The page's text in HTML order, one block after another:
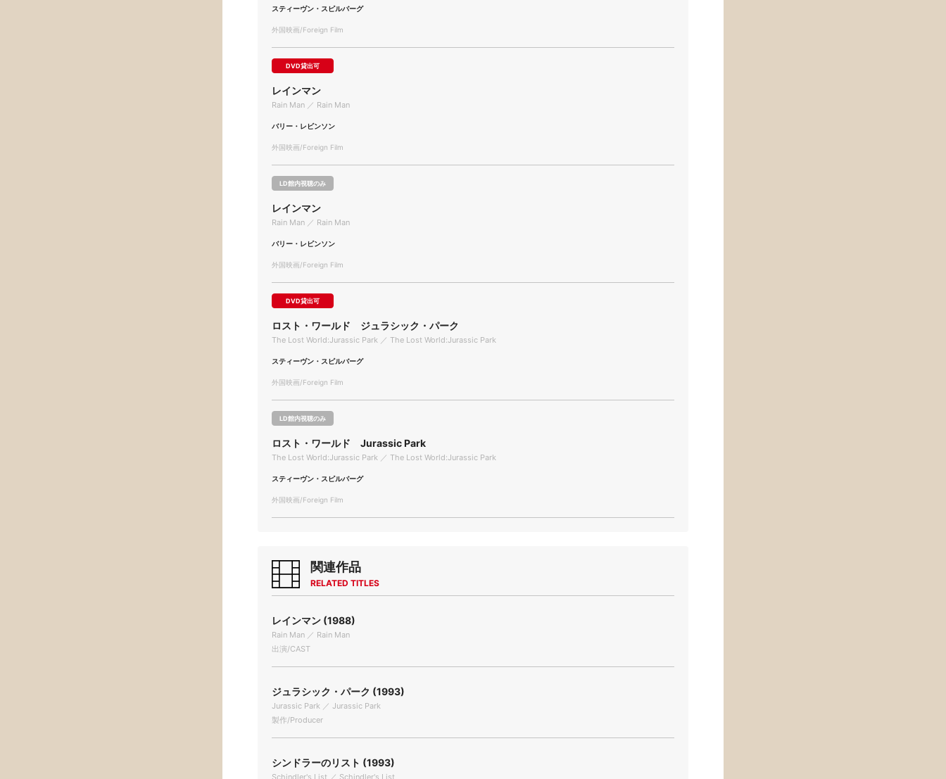
スティーヴン・スピルバーグ
外国映画/Foreign Film
DVD貸出可
レインマン
Rain Man ／ Rain Man
バリー・レビンソン
外国映画/Foreign Film
LD館内視聴のみ
レインマン
Rain Man ／ Rain Man
バリー・レビンソン
外国映画/Foreign Film
DVD貸出可
ロスト・ワールド ジュラシック・パーク
The Lost World:Jurassic Park ／ The Lost World:Jurassic Park
スティーヴン・スピルバーグ
外国映画/Foreign Film
LD館内視聴のみ
ロスト・ワールド Jurassic Park
The Lost World:Jurassic Park ／ The Lost World:Jurassic Park
スティーヴン・スピルバーグ
外国映画/Foreign Film
関連作品
RELATED TITLES
レインマン (1988)
Rain Man ／ Rain Man
出演/CAST
ジュラシック・パーク (1993)
Jurassic Park ／ Jurassic Park
製作/Producer
シンドラーのリスト (1993)
Schindler's List ／ Schindler's List